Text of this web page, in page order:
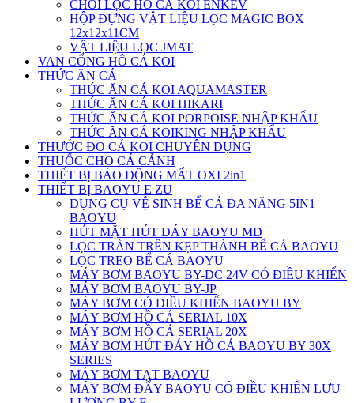
CHỔI LỌC HỒ CÁ KOI ENKEV
HỘP ĐỰNG VẬT LIỆU LỌC MAGIC BOX
12x12x11CM
VẬT LIỆU LỌC JMAT
VAN CỔNG HÔ CÁ KOI
THỨC ĂN CÁ
THỨC ĂN CÁ KOI AQUAMASTER
THỨC ĂN CÁ KOI HIKARI
THỨC ĂN CÁ KOI PORPOISE NHẬP KHẨU
THỨC ĂN CÁ KOIKING NHẬP KHẨU
THƯỚC ĐO CÁ KOI CHUYÊN DỤNG
THUỐC CHO CÁ CẢNH
THIẾT BỊ BÁO ĐỘNG MẤT OXI 2in1
THIẾT BỊ BAOYU E ZU
DỤNG CỤ VỆ SINH BỂ CÁ ĐA NĂNG 5IN1
BAOYU
HÚT MẶT HÚT ĐÁY BAOYU MD
LỌC TRÀN TRÊN KẸP THÀNH BỂ CÁ BAOYU
LỌC TREO BỂ CÁ BAOYU
MÁY BƠM BAOYU BY-DC 24V CÓ ĐIỀU KHIỂN
MÁY BƠM BAOYU BY-JP
MÁY BƠM CÓ ĐIỀU KHIỂN BAOYU BY
MÁY BƠM HỒ CÁ SERIAL 10X
MÁY BƠM HỒ CÁ SERIAL 20X
MÁY BƠM HÚT ĐÁY HỒ CÁ BAOYU BY 30X
SERIES
MÁY BƠM TẠT BAOYU
MÁY BƠM ĐẨY BAOYU CÓ ĐIỀU KHIỂN LƯU